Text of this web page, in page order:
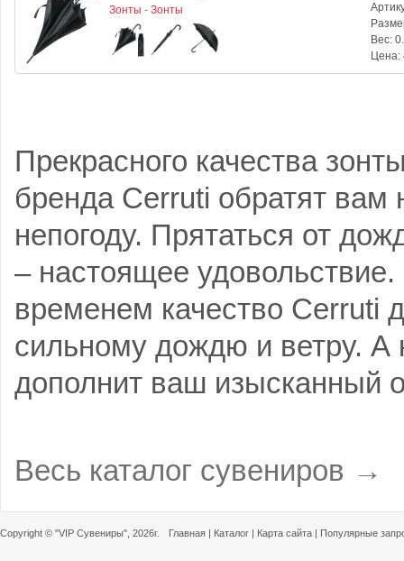
Зонты - Зонты
Вес:
Цена:
Прекрасного качества
бренда Cerruti обратят
непогоду. Прятаться от
– настоящее
временем качество Cerruti
сильному дождю и ветру. А
дополнит ваш изысканный
Весь каталог сувениров →
Copyright © "VIP Сувениры" , 2026г. Главная | Каталог | Карта сайта | Популярные